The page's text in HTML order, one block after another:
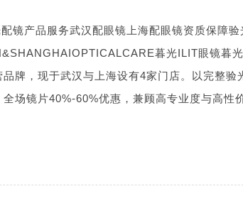
镜产品服务武汉配眼镜上海配眼镜资质保障验
暮光ILIT眼镜暮
牌，现于武汉与上海设有4家门店。以完整验
场镜片40%-60%优惠，兼顾高专业度与高性